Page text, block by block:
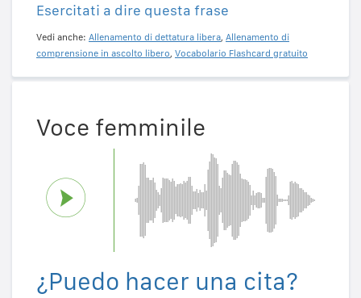
Esercitati a dire questa frase
Vedi anche: Allenamento di dettatura libera, Allenamento di
comprensione in ascolto libero, Vocabolario Flashcard gratuito
Voce femminile
¿Puedo hacer una cita?